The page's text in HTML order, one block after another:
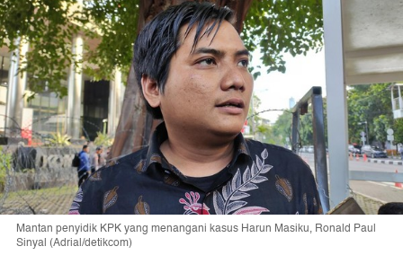
Mantan penyidik KPK yang menangani kasus Harun Masiku, Ronald Paul
Sinyal (Adrial/detikcom)